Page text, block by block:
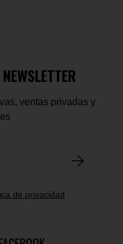
ventas privadas y
de privacidad